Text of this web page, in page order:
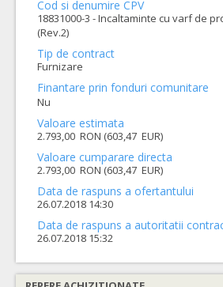
Cod si denumire CPV
18831000-3 - Incaltaminte cu varf de
(Rev.2)
Tip de contract
Furnizare
Finantare prin fonduri comunitare
Nu
Valoare estimata
2.793,00 RON (603,47 EUR)
Valoare cumparare directa
2.793,00 RON (603,47 EUR)
Data de raspuns a ofertantului
26.07.2018 14:30
Data de raspuns a autoritatii
26.07.2018 15:32